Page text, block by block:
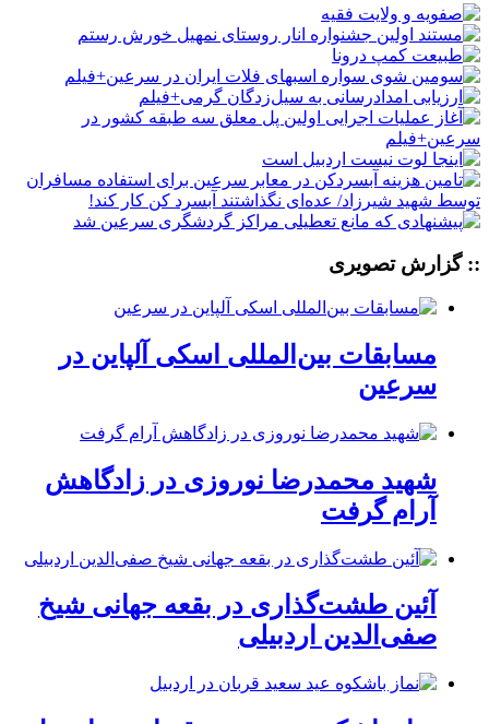
:: گزارش تصویری
مسابقات بین‌المللی اسکی آلپاین در
سرعین
شهید محمدرضا نوروزی در زادگاهش
آرام گرفت
آئین طشت‌گذاری در بقعه جهانی شیخ
صفی‌الدین اردبیلی